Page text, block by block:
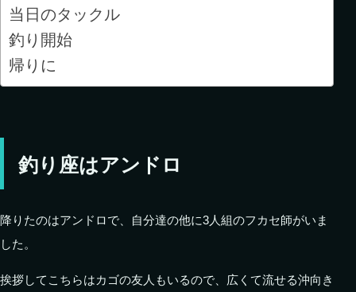
当日のタックル
釣り開始
帰りに
釣り座はアンドロ
降りたのはアンドロで、自分達の他に3人組のフカセ師がいま
した。
挨拶してこちらはカゴの友人もいるので、広くて流せる沖向き